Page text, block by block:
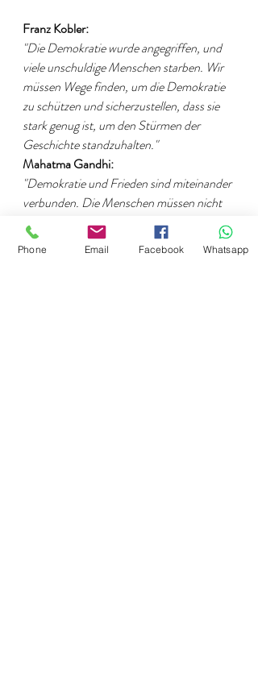
Franz Kobler:
"Die Demokratie wurde angegriffen, und
viele unschuldige Menschen starben. Wir
müssen Wege finden, um die Demokratie
zu schützen und sicherzustellen, dass sie
stark genug ist, um den Stürmen der
Geschichte standzuhalten."
Mahatma Gandhi:
"Demokratie und Frieden sind miteinander
verbunden. Die Menschen müssen nicht
nur nach politischer Freiheit streben,
sondern auch nach einem tieferen Frieden
Phone Email Facebook Whatsapp